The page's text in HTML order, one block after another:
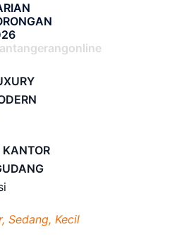
Sedang, Kecil